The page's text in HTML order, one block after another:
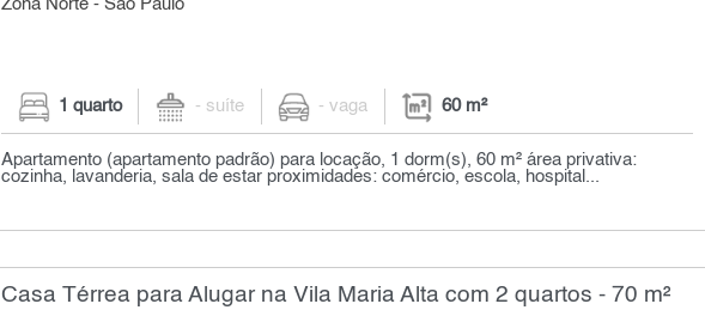
Zona Norte - São Paulo
1 quarto - suíte - vaga 60 m²
Apartamento (apartamento padrão) para locação, 1 dorm(s), 60 m² área privativa:
cozinha, lavanderia, sala de estar proximidades: comércio, escola, hospital...
Casa Térrea para Alugar na Vila Maria Alta com 2 quartos - 70 m²